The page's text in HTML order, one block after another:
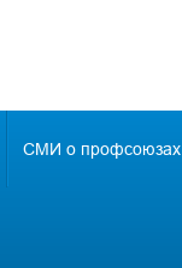
СМИ о профсоюзах